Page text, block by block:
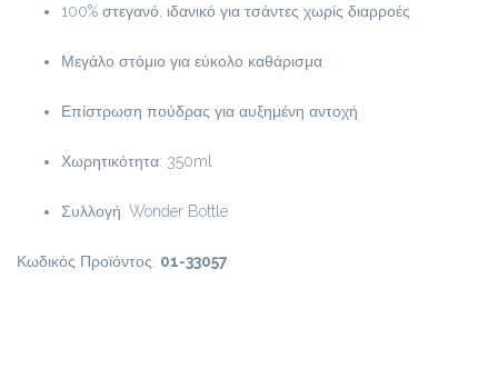
100% στεγανό, ιδανικό για τσάντες χωρίς διαρροές
Μεγάλο στόμιο για εύκολο καθάρισμα
Επίστρωση πούδρας για αυξημένη αντοχή
Χωρητικότητα: 350ml
Συλλογή: Wonder Bottle
Κωδικός Προϊόντος: 01-33057